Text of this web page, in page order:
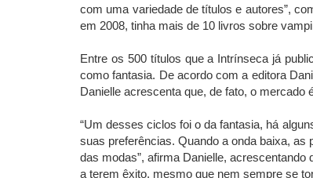
com uma variedade de títulos e autores”,
em 2008, tinha mais de 10 livros sobre
Entre os 500 títulos que a Intrínseca já
como fantasia. De acordo com a editora
Danielle acrescenta que, de fato, o mercado
“Um desses ciclos foi o da fantasia, há
suas preferências. Quando a onda baixa,
das modas”, afirma Danielle,
a terem êxito, mesmo que nem sempre se